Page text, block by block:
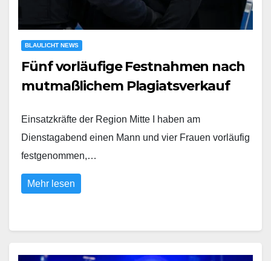
BLAULICHT NEWS
Fünf vorläufige Festnahmen nach
mutmaßlichem Plagiatsverkauf
Einsatzkräfte der Region Mitte I haben am
Dienstagabend einen Mann und vier Frauen vorläufig
festgenommen,…
Mehr lesen